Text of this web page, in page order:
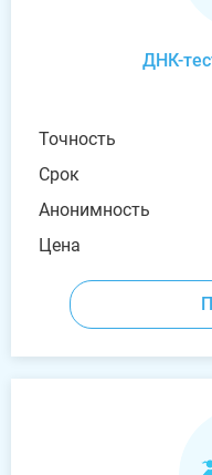
ДНК-
Точность
Срок
Анонимность
Цена